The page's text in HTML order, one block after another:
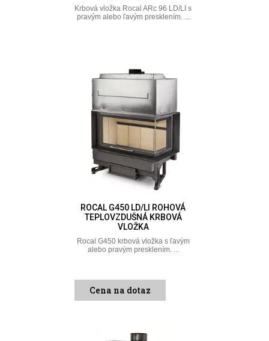
Krbová vložka Rocal ARc 96 LD/LI s
pravým alebo ľavým presklením. ...
ROCAL G450 LD/LI ROHOVÁ
TEPLOVZDUŠNÁ KRBOVÁ
VLOŽKA
Rocal G450 krbová vložka s ľavým
alebo pravým presklením. ...
Cena na dotaz